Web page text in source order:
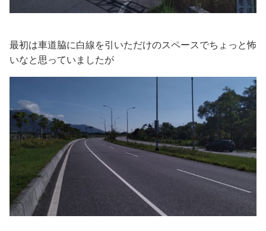
最初は車道脇に白線を引いただけのスペースでちょっと怖
いなと思っていましたが